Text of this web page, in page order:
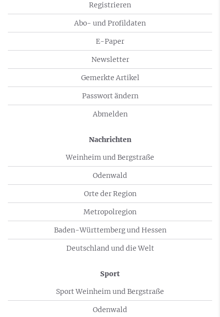
Registrieren
Abo- und Profildaten
E-Paper
Newsletter
Gemerkte Artikel
Passwort ändern
Abmelden
Nachrichten
Weinheim und Bergstraße
Odenwald
Orte der Region
Metropolregion
Baden-Württemberg und Hessen
Deutschland und die Welt
Sport
Sport Weinheim und Bergstraße
Odenwald